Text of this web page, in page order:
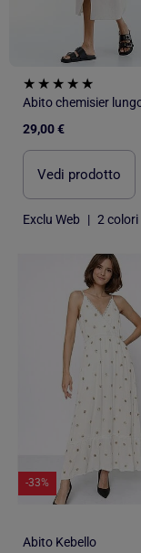
29,00 €
Vedi prodotto
Exclu Web | 2 colori
-33%
Abito Kebello